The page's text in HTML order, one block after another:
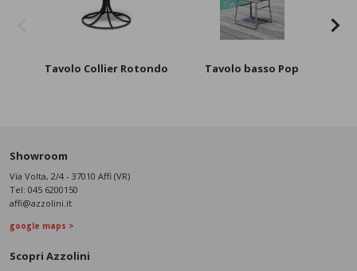
Tavolo Collier Rotondo Tavolo basso Pop
Showroom
Via Volta, 2/4 - 37010 Affi (VR)
Tel: 045 6200150
affi@azzolini.it
google maps >
Scopri Azzolini